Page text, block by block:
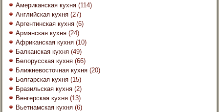
Американская кухня (114)
Английская кухня (27)
Аргентинская кухня (6)
Армянская кухня (24)
Африканская кухня (10)
Балканская кухня (49)
Белорусская кухня (66)
Ближневосточная кухня (20)
Болгарская кухня (15)
Бразильская кухня (2)
Венгерская кухня (13)
Вьетнамская кухня (6)